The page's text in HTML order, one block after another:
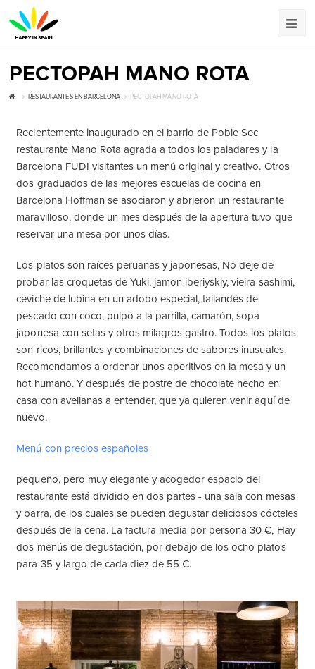
РЕСТОРАН MANO ROTA
RESTAURANTES EN BARCELONA РЕСТОРАН MANO ROTA
Recientemente inaugurado en el barrio de Poble Sec
restaurante Mano Rota agrada a todos los paladares y la
Barcelona FUDI visitantes un menú original y creativo. Otros
dos graduados de las mejores escuelas de cocina en
Barcelona Hoffman se asociaron y abrieron un restaurante
maravilloso, donde un mes después de la apertura tuvo que
reservar una mesa por unos días.
Los platos son raíces peruanas y japonesas, No deje de
probar las croquetas de Yuki, jamon iberiyskiy, vieira sashimi,
ceviche de lubina en un adobo especial, tailandés de
pescado con coco, pulpo a la parrilla, camarón, sopa
japonesa con setas y otros milagros gastro. Todos los platos
son ricos, brillantes y combinaciones de sabores inusuales.
Recomendamos a ordenar unos aperitivos en la mesa y un
hot humano. Y después de postre de chocolate hecho en
casa con avellanas a entender, que ya quieren venir aquí de
nuevo.
Menú con precios españoles
pequeño, pero muy elegante y acogedor espacio del
restaurante está dividido en dos partes - una sala con mesas
y barra, de los cuales se pueden degustar deliciosos cócteles
después de la cena. La factura media por persona 30 €, Hay
dos menús de degustación, por debajo de los ocho platos
para 35 y largo de cada diez de 55 €.